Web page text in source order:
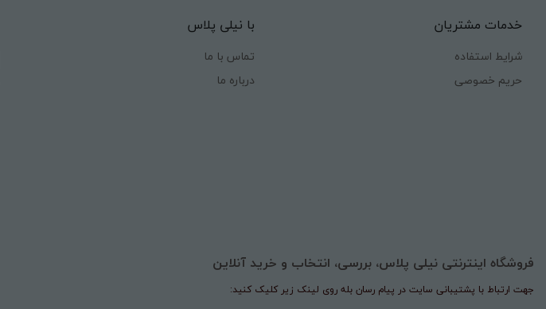
خدمات مشتریان
شرایط استفاده
حریم خصوصی
با نیلی پلاس
تماس با ما
درباره ما
فروشگاه اینترنتی نیلی پلاس، بررسی، انتخاب و خرید آنلاین
جهت ارتباط با پشتیبانی سایت در پیام رسان بله روی لینک زیر کلیک کنید: